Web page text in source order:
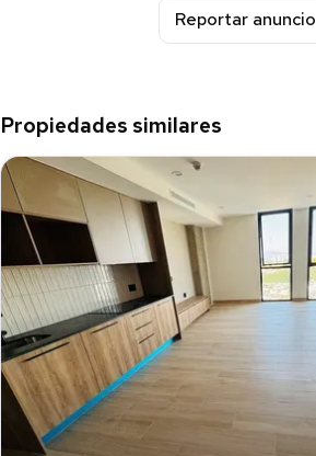
Reportar anuncio
Propiedades similares